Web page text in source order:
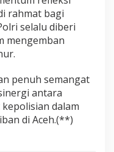
rahmat bagi
selalu diberi
mengemban
penuh semangat
antara
dalam
di Aceh.(**)